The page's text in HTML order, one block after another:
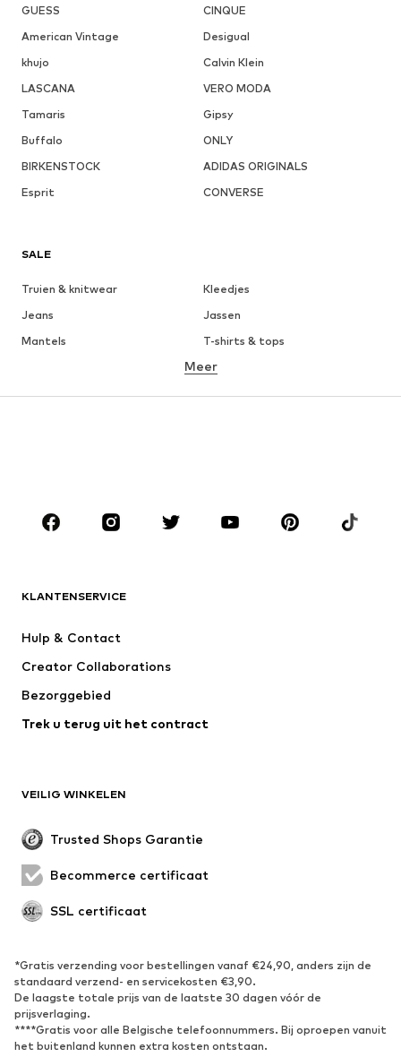
GUESS
CINQUE
American Vintage
Desigual
khujo
Calvin Klein
LASCANA
VERO MODA
Tamaris
Gipsy
Buffalo
ONLY
BIRKENSTOCK
ADIDAS ORIGINALS
Esprit
CONVERSE
SALE
Truien & knitwear
Kleedjes
Jeans
Jassen
Mantels
T-shirts & tops
Ondergoed
Accessoires
Premium
Nieuw
Ondergoed
Mantels
Rokken
Evenementen
SCHOENEN
Sneakers
Enkellaarsjes
Pumps & hakken
Laarzen
Sandalen
Sportschoenen
Ballerina's
Meer
KLANTENSERVICE
Hulp & Contact
Creator Collaborations
Bezorggebied
Trek u terug uit het contract
VEILIG WINKELEN
Trusted Shops Garantie
Becommerce certificaat
SSL certificaat
*Gratis verzending voor bestellingen vanaf €24,90, anders zijn de
standaard verzend- en servicekosten €3,90.
De laagste totale prijs van de laatste 30 dagen vóór de
prijsverlaging.
****Gratis voor alle Belgische telefoonnummers. Bij oproepen vanuit
het buitenland kunnen extra kosten ontstaan.